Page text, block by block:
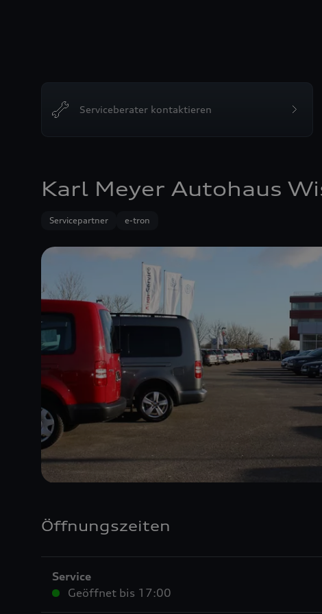
Serviceberater kontaktieren
Karl Meyer Autohaus
Servicepartner e-tron
Öffnungszeiten
Service
Geöffnet bis 17:00